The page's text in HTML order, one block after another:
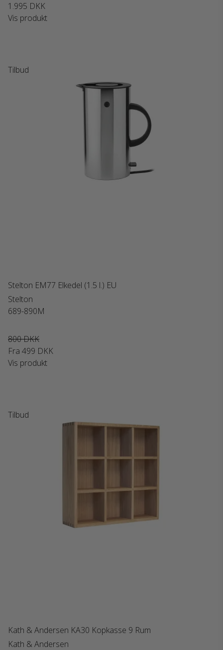
1.995 DKK
Vis produkt
Tilbud
Stelton EM77 Elkedel (1.5 l.) EU
Stelton
689-890M
800 DKK
Fra 499 DKK
Vis produkt
Tilbud
Kath & Andersen KA30 Kopkasse 9 Rum
Kath & Andersen